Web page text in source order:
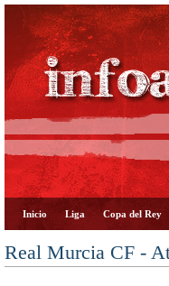
Inicio Liga Copa del Rey
Real Murcia CF -